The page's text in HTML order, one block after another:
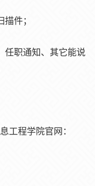
件；
任职通知、其它能说
工程学院官网：